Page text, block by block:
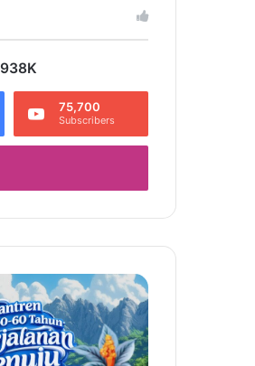
938K
75,700
Subscribers